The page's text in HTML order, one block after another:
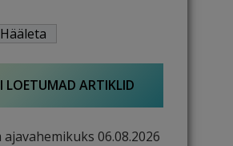
LOETUMAD ARTIKLID
06.08.2026